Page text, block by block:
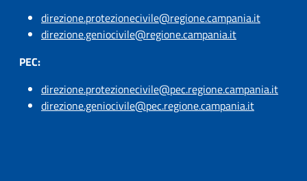
direzione.protezionecivile@regione.campania.it
direzione.geniocivile@regione.campania.it
PEC:
direzione.protezionecivile@pec.regione.campania.it
direzione.geniocivile@pec.regione.campania.it